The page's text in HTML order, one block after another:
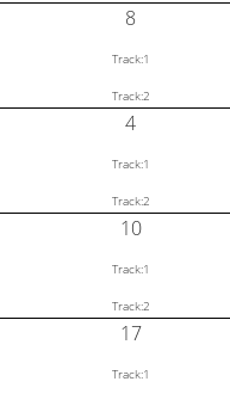
8
Track:1
Track:2
4
Track:1
Track:2
10
Track:1
Track:2
17
Track:1